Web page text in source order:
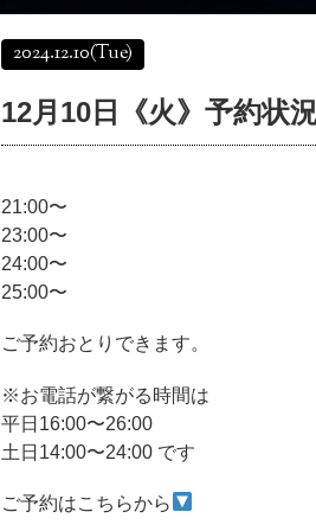
2024.12.10(Tue)
12月10日《火》予約状
21:00〜
23:00〜
24:00〜
25:00〜
ご予約おとりできます。
※お電話が繋がる時間は
平日16:00〜26:00
土日14:00〜24:00 です
ご予約はこちらから